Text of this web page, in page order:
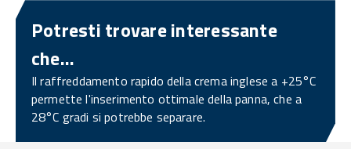
Potresti trovare interessante
che...
Il raffreddamento rapido della crema inglese a +25°C
permette l'inserimento ottimale della panna, che a
28°C gradi si potrebbe separare.